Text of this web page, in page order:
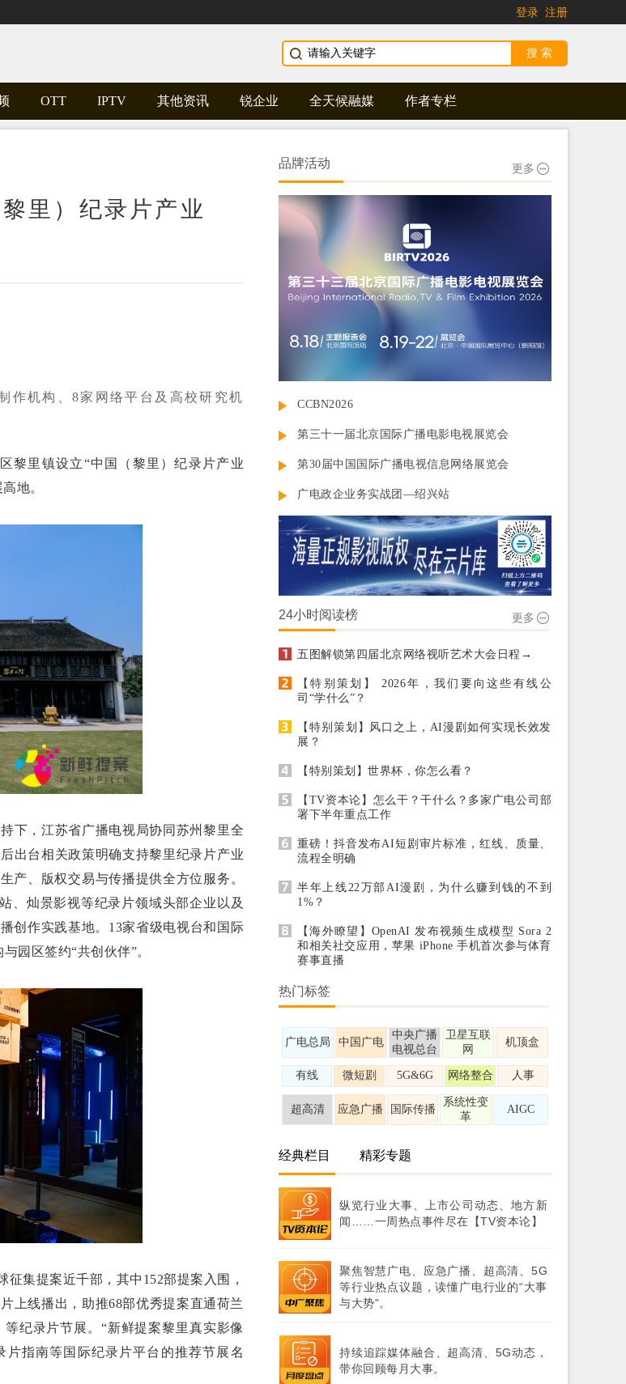
登录 注册
OTT IPTV 其他资讯 锐企业 全天候融媒 作者专栏
里）纪录片产业
作机构、8家网络平台及高校研究机
里镇设立“中国（黎里）纪录片产业
地。
，江苏省广播电视局协同苏州黎里全
出台相关政策明确支持黎里纪录片产业
产、版权交易与传播提供全方位服务。
、灿景影视等纪录片领域头部企业以及
创作实践基地。13家省级电视台和国际
园区签约“共创伙伴”。
集提案近千部，其中152部提案入围，
上线播出，助推68部优秀提案直通荷兰
纪录片节展。“新鲜提案黎里真实影像
片指南等国际纪录片平台的推荐节展名
品牌活动 更多
CCBN2026
第三十一届北京国际广播电影电视展览会
第30届中国国际广播电视信息网络展览会
广电政企业务实战团—绍兴站
24小时阅读榜 更多
五图解锁第四届北京网络视听艺术大会日程→
【特别策划】 2026年，我们要向这些有线公
司“学什么”？
【特别策划】风口之上，AI漫剧如何实现长效发
展？
【特别策划】世界杯，你怎么看？
【TV资本论】怎么干？干什么？多家广电公司部
署下半年重点工作
重磅！抖音发布AI短剧审片标准，红线、质量、
流程全明确
半年上线22万部AI漫剧，为什么赚到钱的不到
1%？
【海外瞭望】OpenAI 发布视频生成模型 Sora 2
和相关社交应用，苹果 iPhone 手机首次参与体育
赛事直播
热门标签
广电总局 中国广电
中央广播
电视总台
卫星互联
网
机顶盒
有线 微短剧 5G&6G 网络整合 人事
超高清 应急广播 国际传播
系统性变
革
AIGC
经典栏目 精彩专题
纵览行业大事、上市公司动态、地方新
闻……一周热点事件尽在【TV资本论】
聚焦智慧广电、应急广播、超高清、5G
等行业热点议题，读懂广电行业的“大事
与大势”。
持续追踪媒体融合、超高清、5G动态，
带你回顾每月大事。